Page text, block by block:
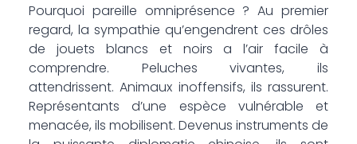
Pourquoi pareille omniprésence ? Au premier
regard, la sympathie qu’engendrent ces drôles
de jouets blancs et noirs a l’air facile à
comprendre. Peluches vivantes, ils
attendrissent. Animaux inoffensifs, ils rassurent.
Représentants d’une espèce vulnérable et
menacée, ils mobilisent. Devenus instruments de